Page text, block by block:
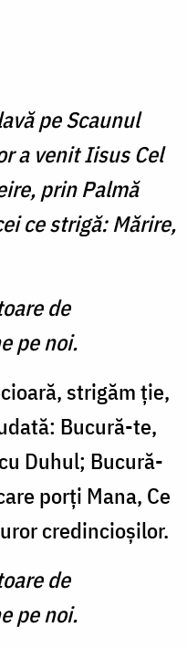
pe Scaunul
a venit Iisus Cel
prin Palmă
ce strigă: Mărire,
de
pe noi.
strigăm ţie,
Bucură-te,
Duhul; Bucură-
porţi Mana, Ce
credincioşilor.
de
pe noi.